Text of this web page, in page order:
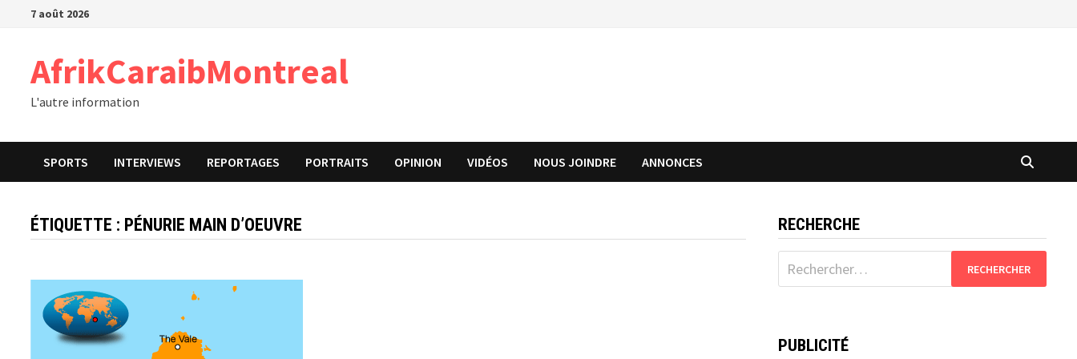
Passer7 août 2026
AfrikCaraibMontreal
L'autre information
SPORTS INTERVIEWS REPORTAGES PORTRAITS OPINION VIDÉOS NOUS JOINDRE ANNONCES
ÉTIQUETTE : PÉNURIE MAIN D’OEUVRE RECHERCHE
Rechercher :
PUBLICITÉ